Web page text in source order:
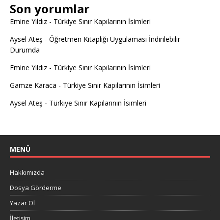
Son yorumlar
Emine Yıldız - Türkiye Sınır Kapılarının İsimleri
Aysel Ateş - Öğretmen Kitaplığı Uygulaması İndirilebilir
Durumda
Emine Yıldız - Türkiye Sınır Kapılarının İsimleri
Gamze Karaca - Türkiye Sınır Kapılarının İsimleri
Aysel Ateş - Türkiye Sınır Kapılarının İsimleri
MENÜ
Hakkımızda
Dosya Görderme
Yazar Ol
İletişim